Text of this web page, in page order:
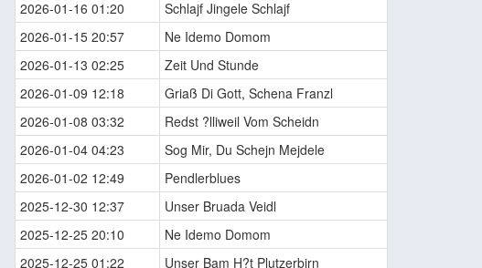
2026-01-16 01:20
Schlajf Jingele Schlajf
2026-01-15 20:57
Ne Idemo Domom
2026-01-13 02:25
Zeit Und Stunde
2026-01-09 12:18
Griaß Di Gott, Schena Franzl
2026-01-08 03:32
Redst ?lliweil Vom Scheidn
2026-01-04 04:23
Sog Mir, Du Schejn Mejdele
2026-01-02 12:49
Pendlerblues
2025-12-30 12:37
Unser Bruada Veidl
2025-12-25 20:10
Ne Idemo Domom
2025-12-25 01:22
Unser Bam H?t Plutzerbirn